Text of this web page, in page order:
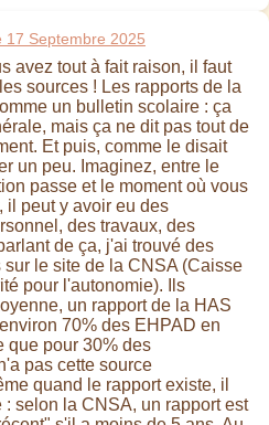
17 Septembre 2025
avez tout à fait raison, il faut
sources ! Les rapports de la
un bulletin scolaire : ça
mais ça ne dit pas tout de
Et puis, comme le disait
un peu. Imaginez, entre le
passe et le moment où vous
il peut y avoir eu des
des travaux, des
de ça, j'ai trouvé des
le site de la CNSA (Caisse
pour l'autonomie). Ils
un rapport de la HAS
70% des EHPAD en
que pour 30% des
pas cette source
quand le rapport existe, il
: selon la CNSA, un rapport est